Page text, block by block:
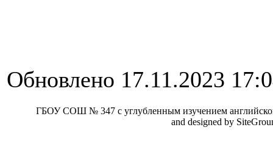
Обновлено 17.11.2023
ГБОУ СОШ № 347 с углубленным изучением
and designed by